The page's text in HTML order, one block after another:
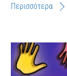
Περισσότερα